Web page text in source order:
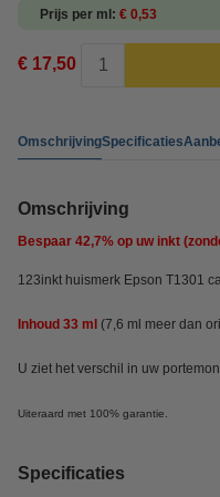
Prijs per ml € 0,53
€ 17,50
OmschrijvingSpecificaties
Omschrijving
Bespaar 42,7% op uw inkt
123inkt huismerk Epson T1301
Inhoud 33 ml (7,6 ml meer dan
U ziet het verschil in uw
Uiteraard met 100% garantie.
Specificaties